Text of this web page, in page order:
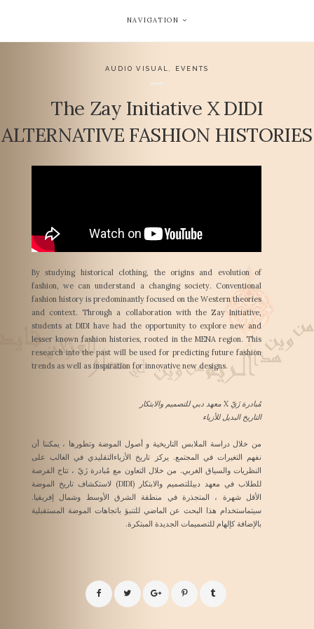
NAVIGATION
AUDIO VISUAL EVENTS
The Zay Initiative X DIDI
ALTERNATIVE FASHION HISTORIES
By studying historical clothing, the origins and evolution of
fashion, we can understand a changing society. Conventional
fashion history is predominantly focused on the Western theories
and context. Through a collaboration with the Zay Initiative,
students at DIDI have had the opportunity to explore new and
lesser known fashion histories, rooted in the MENA region. This
research into the past will be used for predicting future fashion
trends as well as inspiration for innovative new designs.
مُبادرة زَيّ X معهد دبي للتصميم والابتكار
التاريخ البديل للأزياء
من خلال دراسة الملابس التاريخية و أصول الموضة وتطورها ، يمكننا أن
نفهم التغيرات في المجتمع. يركز تاريخ الأزياءالتقليدي في الغالب على
النظريات والسياق الغربي. من خلال التعاون مع مُبادرة زَيّ ، تتاح الفرصة
للطلاب في معهد دبيللتصميم والابتكار (DIDI) لاستكشاف تاريخ الموضة
الأقل شهرة ، المتجذرة في منطقة الشرق الأوسط وشمال إفريقيا.
سيتماستخدام هذا البحث عن الماضي للتنبؤ باتجاهات الموضة المستقبلية
بالإضافة كإلهام للتصميمات الجديدة المبتكرة.